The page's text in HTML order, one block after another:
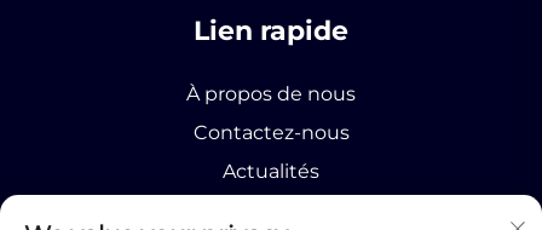
Lien rapide
À propos de nous
Contactez-nous
Actualités